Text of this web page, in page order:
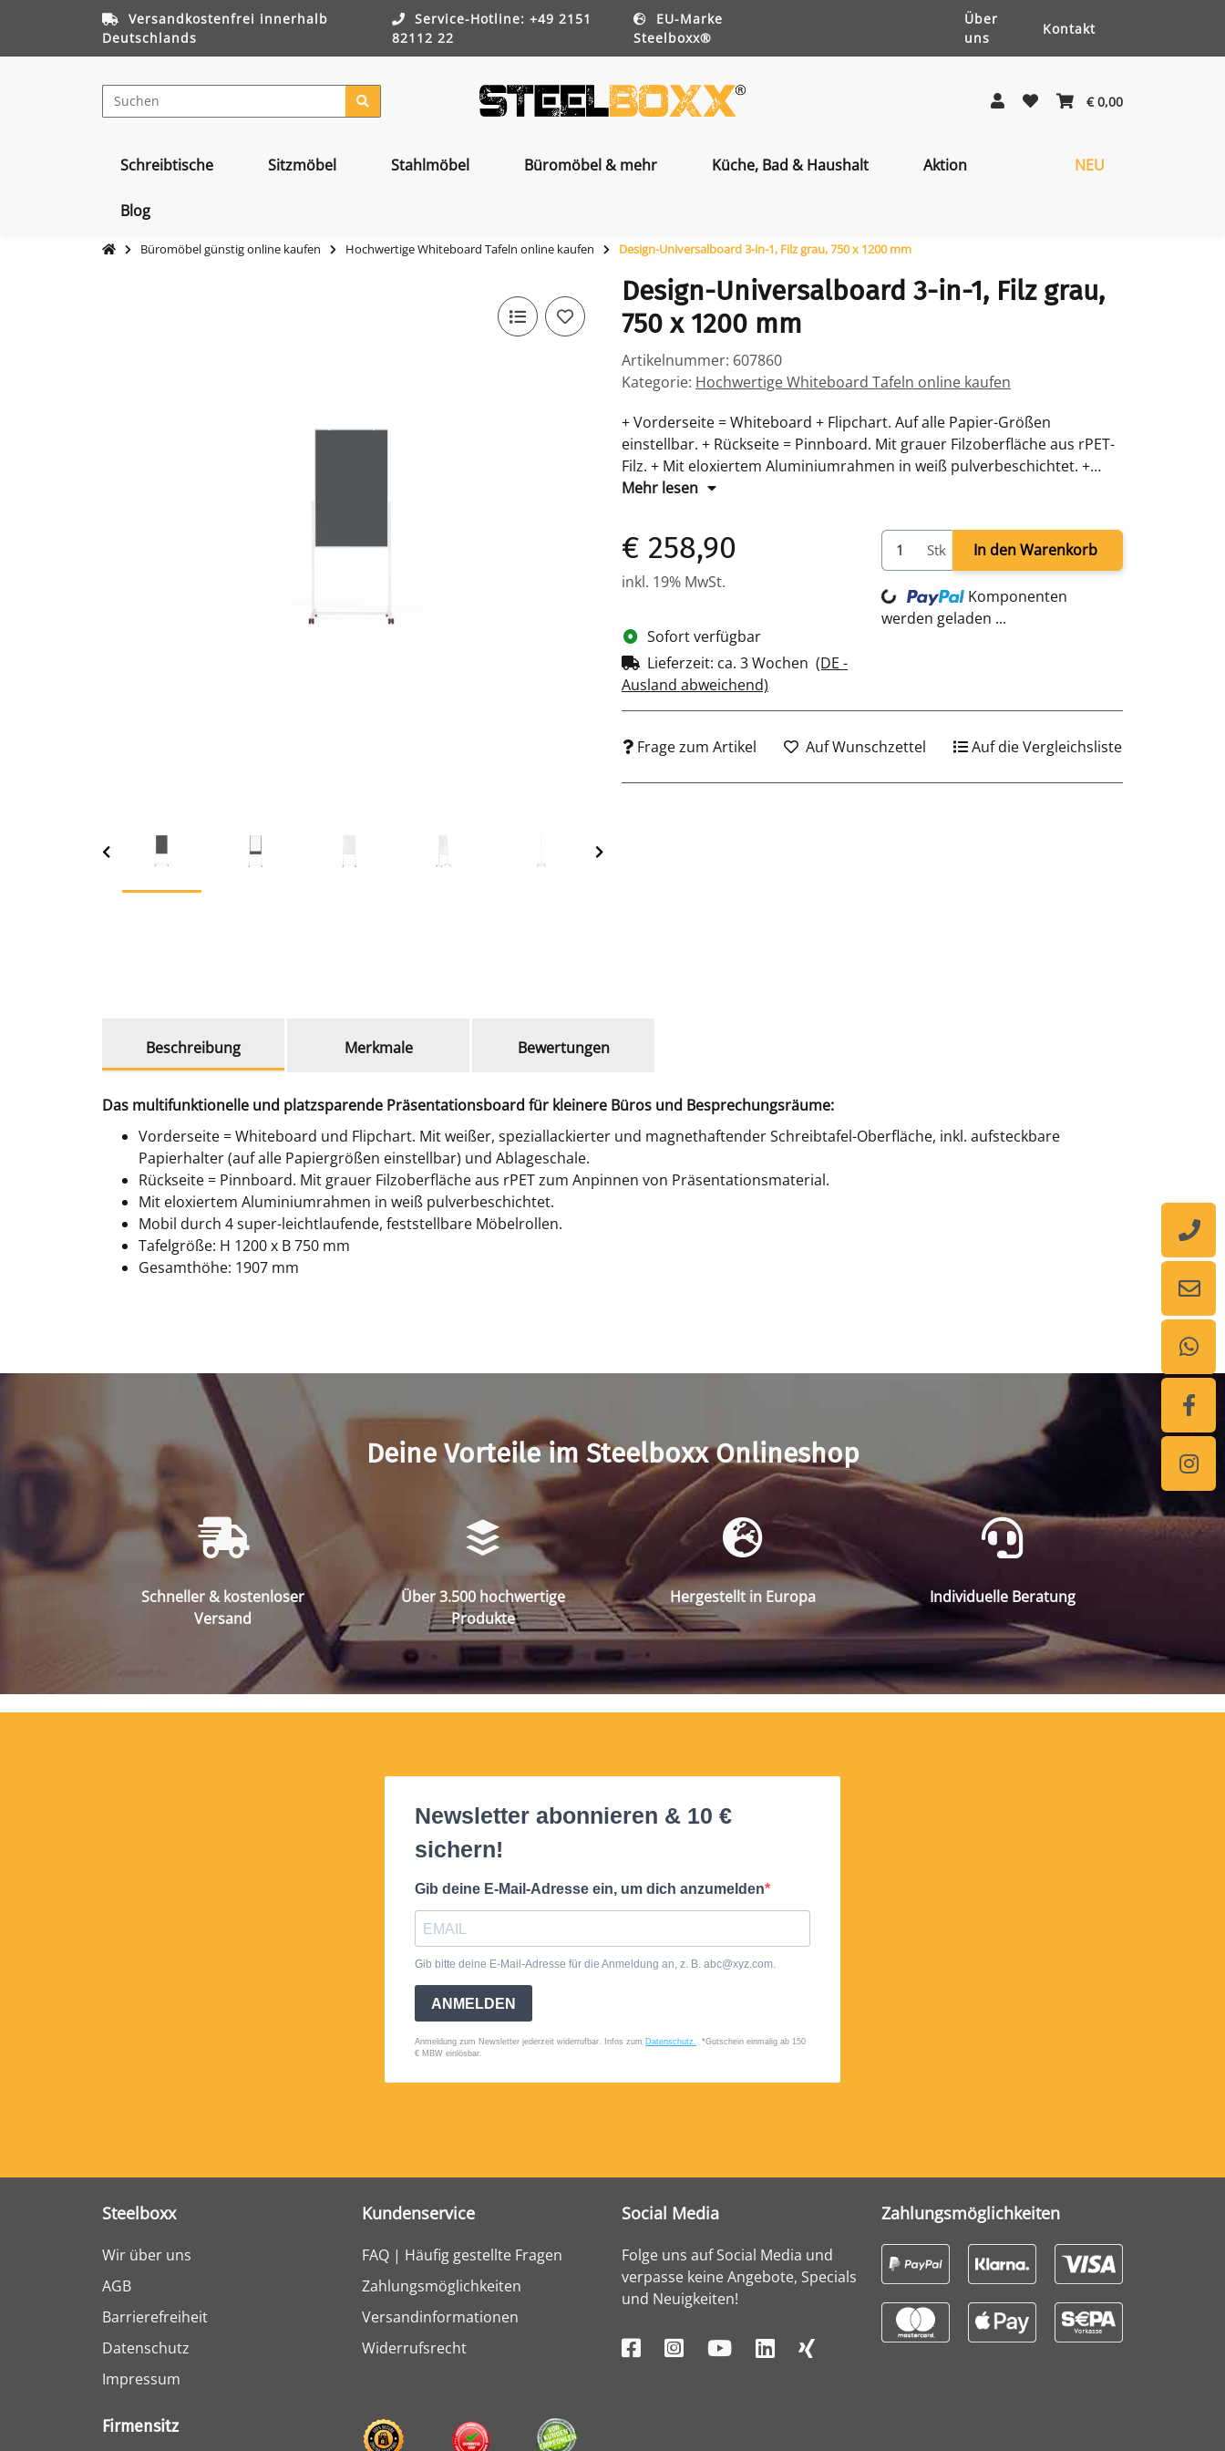
Versandkostenfrei innerhalb
Deutschlands
Service-Hotline: +49 2151
82112 22
EU-Marke
Steelboxx®
Über
uns
Kontakt
€ 0,00
Schreibtische Sitzmöbel Stahlmöbel Büromöbel & mehr Küche, Bad & Haushalt Aktion NEU
Blog
Büromöbel günstig online kaufen Hochwertige Whiteboard Tafeln online kaufen Design-Universalboard 3-in-1, Filz grau, 750 x 1200 mm
Design-Universalboard 3-in-1, Filz grau,
750 x 1200 mm
Artikelnummer: 607860
Kategorie: Hochwertige Whiteboard Tafeln online kaufen
+ Vorderseite = Whiteboard + Flipchart. Auf alle Papier-Größen
einstellbar. + Rückseite = Pinnboard. Mit grauer Filzoberfläche aus rPET-
Filz. + Mit eloxiertem Aluminiumrahmen in weiß pulverbeschichtet. +
Tafelgröße: H 1200 x B 750 mm + Gesamthöhe 1907 mm
Mehr lesen
€ 258,90
inkl. 19% MwSt.
Sofort verfügbar
Lieferzeit: ca. 3 Wochen (DE -
Ausland abweichend)
Stk In den Warenkorb
Loading...
Komponenten
werden geladen ...
Frage zum Artikel Auf Wunschzettel Auf die Vergleichsliste
Beschreibung
Merkmale Bewertungen
Das multifunktionelle und platzsparende Präsentationsboard für kleinere Büros und Besprechungsräume:
Vorderseite = Whiteboard und Flipchart. Mit weißer, speziallackierter und magnethaftender Schreibtafel-Oberfläche, inkl. aufsteckbare
Papierhalter (auf alle Papiergrößen einstellbar) und Ablageschale.
Rückseite = Pinnboard. Mit grauer Filzoberfläche aus rPET zum Anpinnen von Präsentationsmaterial.
Mit eloxiertem Aluminiumrahmen in weiß pulverbeschichtet.
Mobil durch 4 super-leichtlaufende, feststellbare Möbelrollen.
Tafelgröße: H 1200 x B 750 mm
Gesamthöhe: 1907 mm
Deine Vorteile im Steelboxx Onlineshop
Schneller & kostenloser
Versand
Über 3.500 hochwertige
Produkte
Hergestellt in Europa Individuelle Beratung
Steelboxx
Wir über uns
AGB
Barrierefreiheit
Datenschutz
Impressum
Kundenservice
FAQ | Häufig gestellte Fragen
Zahlungsmöglichkeiten
Versandinformationen
Widerrufsrecht
Social Media
Folge uns auf Social Media und
verpasse keine Angebote, Specials
und Neuigkeiten!
Zahlungsmöglichkeiten
Firmensitz